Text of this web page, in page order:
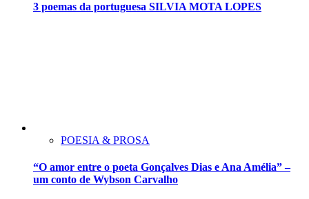
3 poemas da portuguesa SILVIA MOTA LOPES
POESIA & PROSA
“O amor entre o poeta Gonçalves Dias e Ana Amélia” –
um conto de Wybson Carvalho